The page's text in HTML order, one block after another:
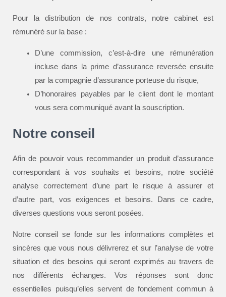
Pour la distribution de nos contrats, notre cabinet est
rémunéré sur la base :
D’une commission, c’est-à-dire une rémunération
incluse dans la prime d’assurance reversée ensuite
par la compagnie d’assurance porteuse du risque,
D’honoraires payables par le client dont le montant
vous sera communiqué avant la souscription.
Notre conseil
Afin de pouvoir vous recommander un produit d’assurance
correspondant à vos souhaits et besoins, notre société
analyse correctement d’une part le risque à assurer et
d’autre part, vos exigences et besoins. Dans ce cadre,
diverses questions vous seront posées.
Notre conseil se fonde sur les informations complètes et
sincères que vous nous délivrerez et sur l’analyse de votre
situation et des besoins qui seront exprimés au travers de
nos différents échanges. Vos réponses sont donc
essentielles puisqu’elles servent de fondement commun à